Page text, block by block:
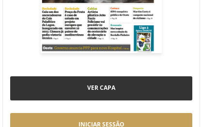
VER CAPA
INICIAR SESSÃO